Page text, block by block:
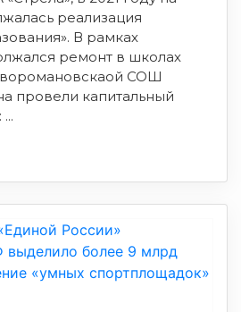
реализация
В рамках
ремонт в школах
СОШ
провели капитальный